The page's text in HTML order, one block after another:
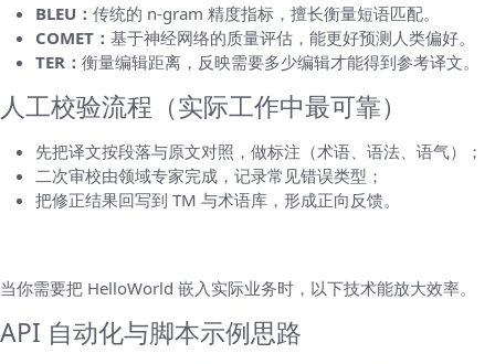
BLEU： 传统的 n-gram 精度指标，擅长衡量短语匹配。
COMET： 基于神经网络的质量评估，能更好预测人类偏好。
TER： 衡量编辑距离，反映需要多少编辑才能得到参考译文。
人工校验流程（实际工作中最可靠）
先把译文按段落与原文对照，做标注（术语、语法、语气）；
二次审校由领域专家完成，记录常见错误类型；
把修正结果回写到 TM 与术语库，形成正向反馈。
当你需要把 HelloWorld 嵌入实际业务时，以下技术能放大效率。
API 自动化与脚本示例思路